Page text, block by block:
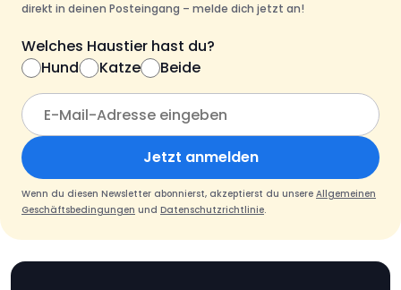
direkt in deinen Posteingang – melde dich jetzt an!
Welches Haustier hast du?
Hund
Katze Beide
Jetzt anmelden
Wenn du diesen Newsletter abonnierst, akzeptierst du unsere Allgemeinen
Geschäftsbedingungen und Datenschutzrichtlinie.